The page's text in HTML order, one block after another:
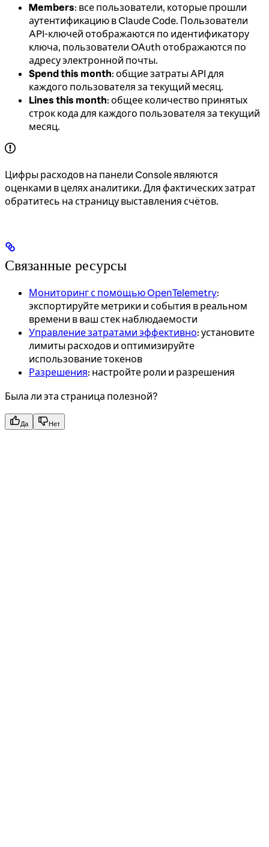
Members: все пользователи, которые прошли
аутентификацию в Claude Code. Пользователи
API-ключей отображаются по идентификатору
ключа, пользователи OAuth отображаются по
адресу электронной почты.
Spend this month: общие затраты API для
каждого пользователя за текущий месяц.
Lines this month: общее количество принятых
строк кода для каждого пользователя за текущий
месяц.
Цифры расходов на панели Console являются
оценками в целях аналитики. Для фактических затрат
обратитесь на страницу выставления счётов.
Связанные ресурсы
Мониторинг с помощью OpenTelemetry:
экспортируйте метрики и события в реальном
времени в ваш стек наблюдаемости
Управление затратами эффективно: установите
лимиты расходов и оптимизируйте
использование токенов
Разрешения: настройте роли и разрешения
Была ли эта страница полезной?
Да Нет